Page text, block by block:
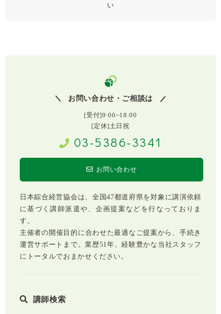
い
お問い合わせ・ご相談は
[受付]9:00~18:00
[定休]土日祝
03-5386-3341
お問い合わせ
日本綜合経営協会は、全国47都道府県を対象に講演依頼
に基づく講師派遣や、企画提案などを行なっておりま
す。
主催者の開催目的に合わせた最適なご提案から、手続き
運営サポートまで。業歴51年、経験豊かな当社スタッフ
にトータルでおまかせください。
講師検索